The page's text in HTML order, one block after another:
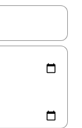
con las